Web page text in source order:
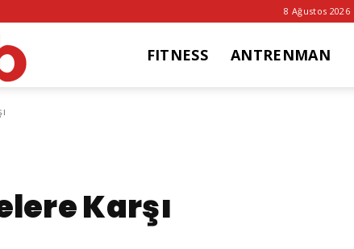
8 Ağustos 2026
FITNESS ANTRENMAN
Karşı